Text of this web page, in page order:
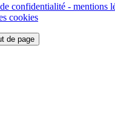
confidentialité - mentions
cookies
de page